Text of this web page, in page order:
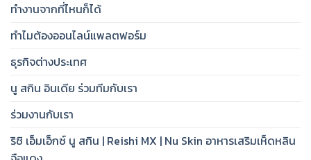
ทำงานจากที่ไหนก็ได้
ทำไมต้องออนไลน์แพลตฟอร์ม
ธุรกิจต่างประเทศ
นู สกิน อินเดีย ร่วมทีมกับเรา
ร่วมงานกับเรา
ริชิ เอ็มเอ็กซ์ นู สกิน | Reishi MX | Nu Skin อาหารเสริมเห็ดหลิน